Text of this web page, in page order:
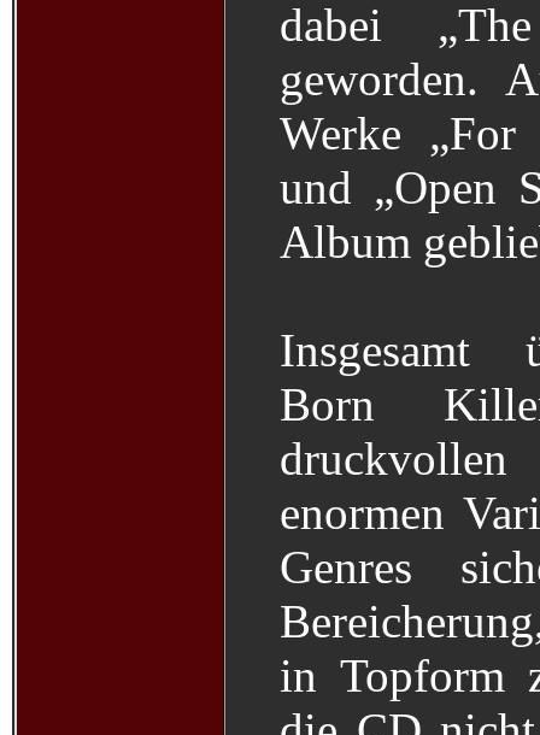
dabei
geworden.
Werke
und „Open
Album
Insgesamt
Born
enormen
Genres
in Topform